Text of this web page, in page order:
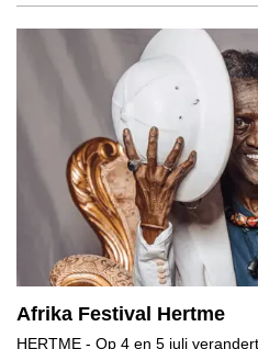
Afrika Festival Hertme
HERTME - Op 4 en 5 juli